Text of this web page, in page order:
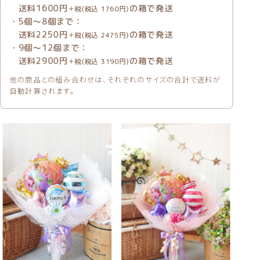
送料2250円 ＋税(税込 2475円)の箱で発送
・9個〜12個まで：
送料2900円 ＋税(税込 3190円)の箱で発送
他の商品との組み合わせは、それぞれのサイズの合計で送料が
自動計算されます。
送料別 送料別